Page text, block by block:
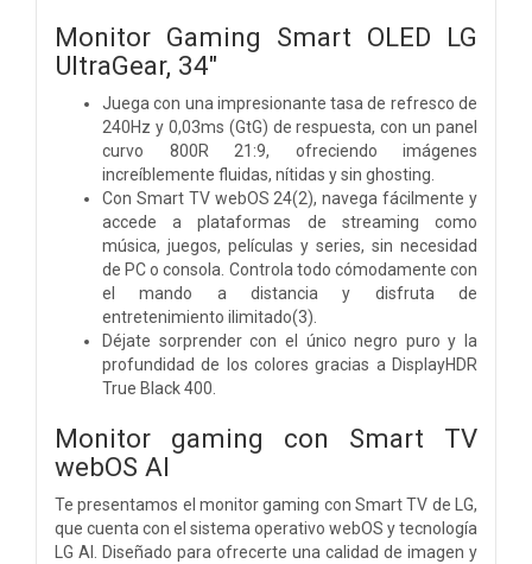
Monitor Gaming Smart OLED LG
UltraGear, 34"
Juega con una impresionante tasa de refresco de
240Hz y 0,03ms (GtG) de respuesta, con un panel
curvo 800R 21:9, ofreciendo imágenes
increíblemente fluidas, nítidas y sin ghosting.
Con Smart TV webOS 24(2), navega fácilmente y
accede a plataformas de streaming como
música, juegos, películas y series, sin necesidad
de PC o consola. Controla todo cómodamente con
el mando a distancia y disfruta de
entretenimiento ilimitado(3).
Déjate sorprender con el único negro puro y la
profundidad de los colores gracias a DisplayHDR
True Black 400.
Monitor gaming con Smart TV
webOS AI
Te presentamos el monitor gaming con Smart TV de LG,
que cuenta con el sistema operativo webOS y tecnología
LG AI. Diseñado para ofrecerte una calidad de imagen y